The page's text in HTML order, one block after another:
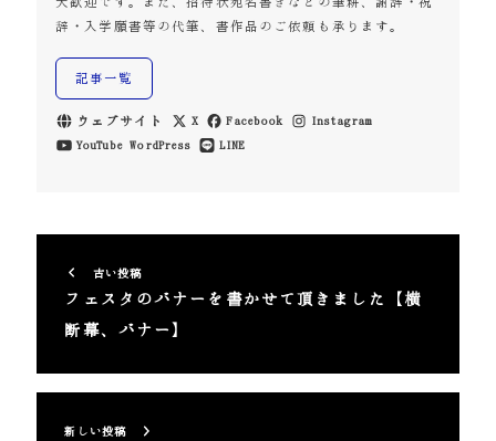
辞・入学願書等の代筆、書作品のご依頼も承ります。
記事一覧
ウェブサイト X Facebook
Instagram
YouTube WordPress LINE
古い投稿
フェスタのバナーを書かせて頂きました【横
断幕、バナー】
新しい投稿